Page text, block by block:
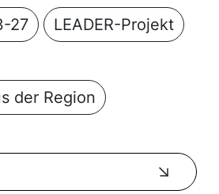
27 LEADER-Projekt
der Region